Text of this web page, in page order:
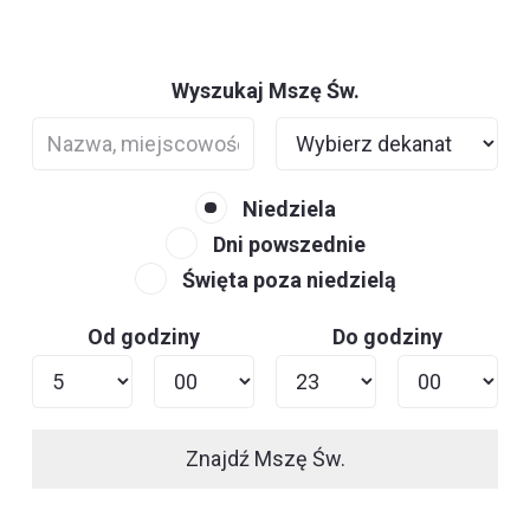
Wyszukaj Mszę Św.
Niedziela
Dni powszednie
Święta poza niedzielą
Od godziny Do godziny
Znajdź Mszę Św.